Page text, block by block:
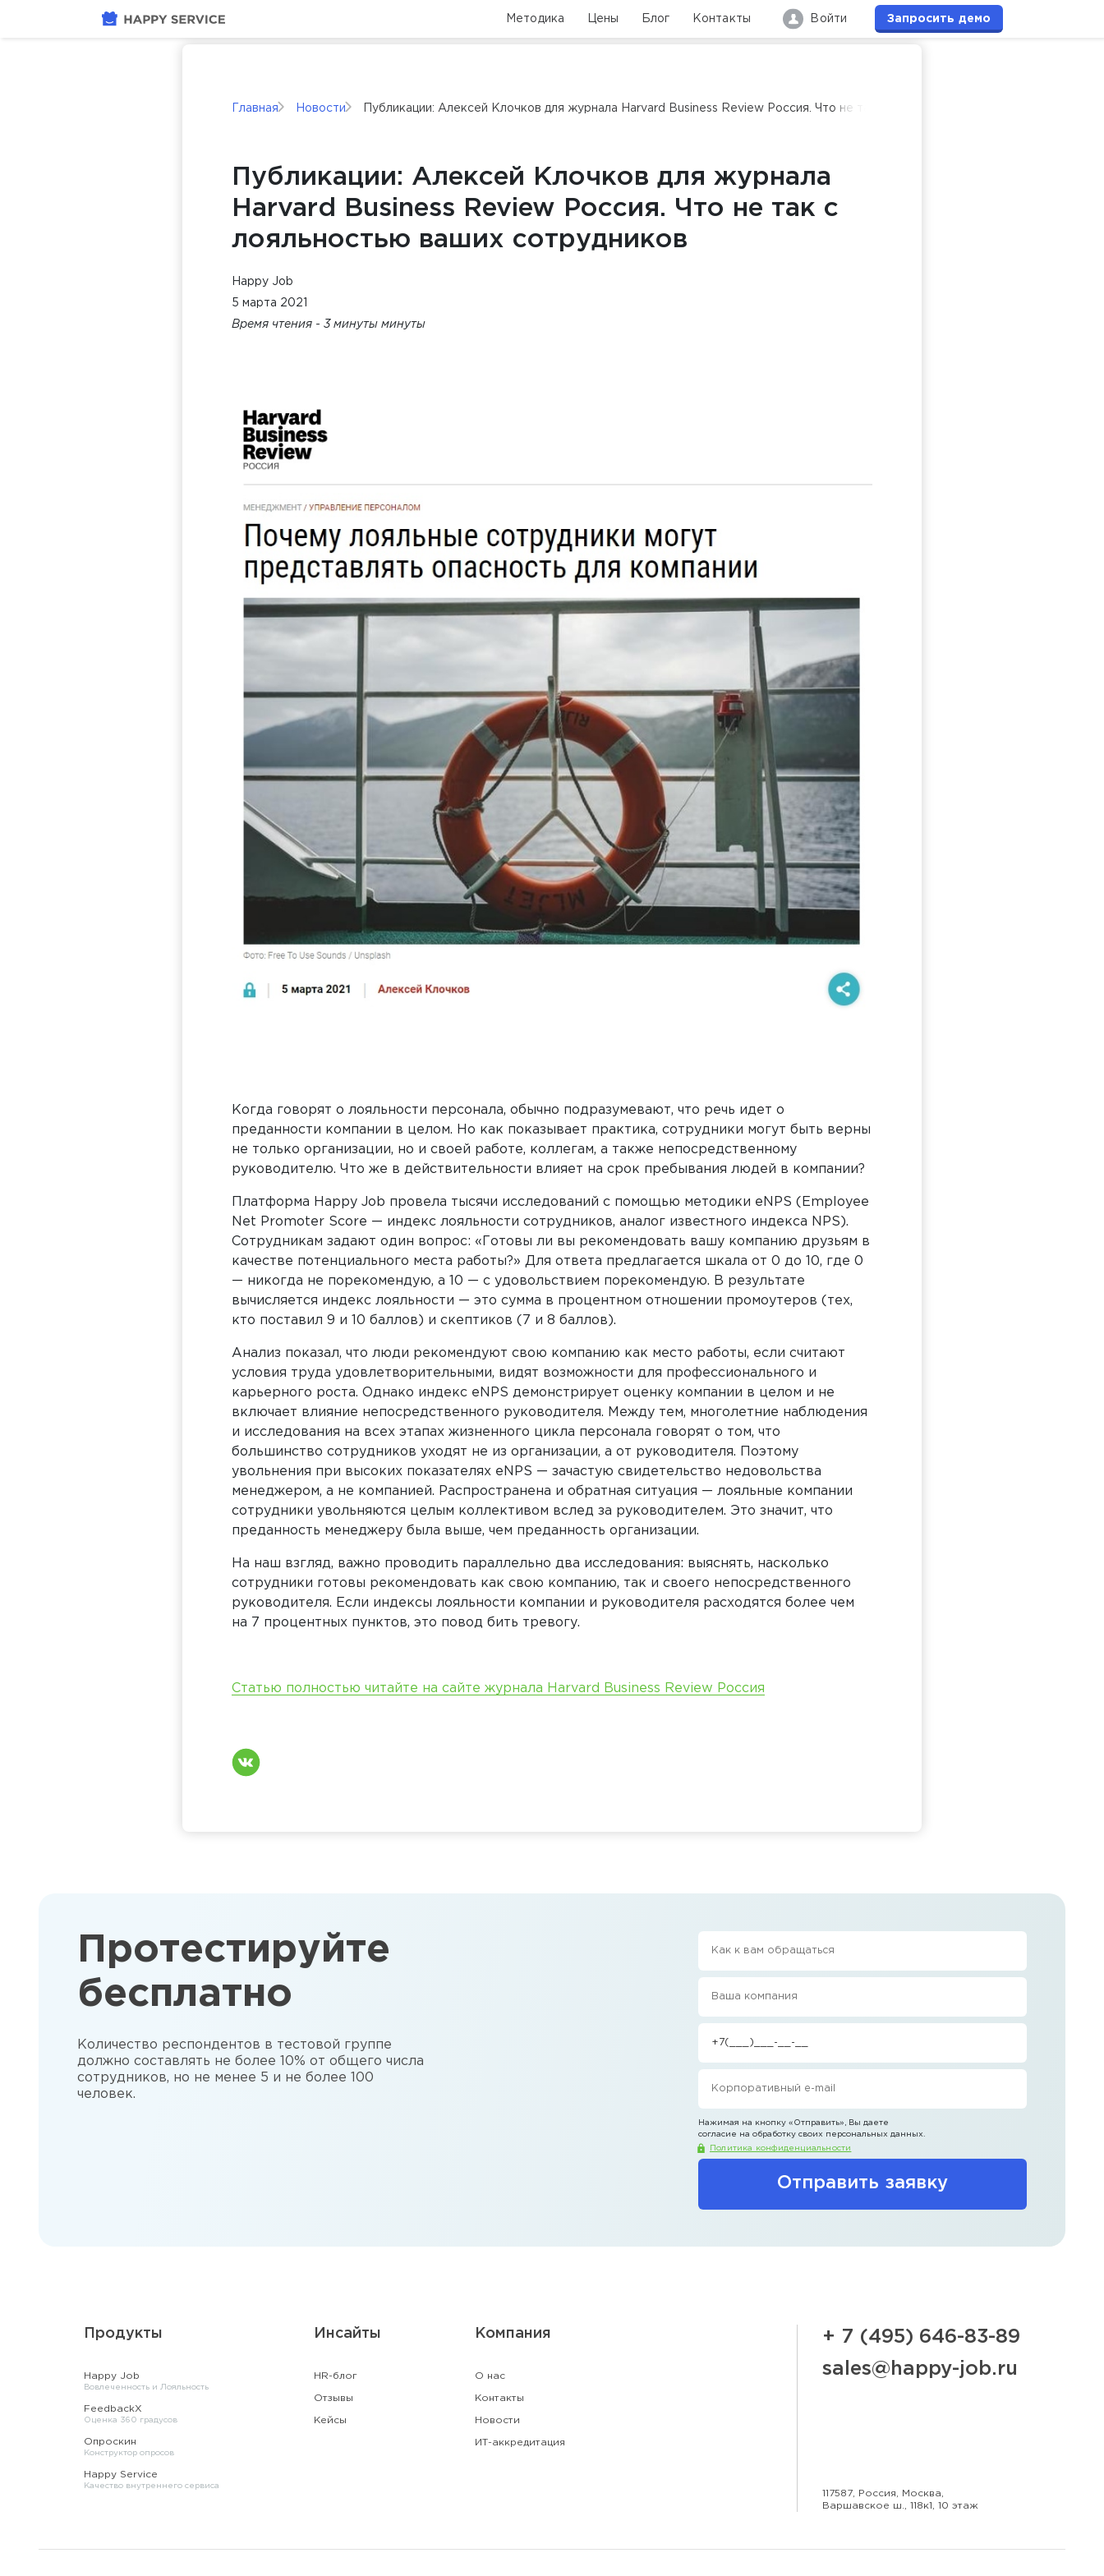
Методика Цены Блог Контакты Войти Запросить демо
Главная Новости Публикации: Алексей Клочков для журнала Harvard Business Review Россия. Что не так с лояльностью ваших сотрудников
Публикации: Алексей Клочков для журнала
Harvard Business Review Россия. Что не так с
лояльностью ваших сотрудников
Happy Job
5 марта 2021
Время чтения - 3 минуты минуты
Когда говорят о лояльности персонала, обычно подразумевают, что речь идет о
преданности компании в целом. Но как показывает практика, сотрудники могут быть верны
не только организации, но и своей работе, коллегам, а также непосредственному
руководителю. Что же в действительности влияет на срок пребывания людей в компании?
Платформа Happy Job провела тысячи исследований c помощью методики eNPS (Employee
Net Promoter Score — индекс лояльности сотрудников, аналог известного индекса NPS).
Сотрудникам задают один вопрос: «Готовы ли вы рекомендовать вашу компанию друзьям в
качестве потенциального места работы?» Для ответа предлагается шкала от 0 до 10, где 0
— никогда не порекомендую, а 10 — с удовольствием порекомендую. В результате
вычисляется индекс лояльности — это сумма в процентном отношении промоутеров (тех,
кто поставил 9 и 10 баллов) и скептиков (7 и 8 баллов).
Анализ показал, что люди рекомендуют свою компанию как место работы, если считают
условия труда удовлетворительными, видят возможности для профессионального и
карьерного роста. Однако индекс eNPS демонстрирует оценку компании в целом и не
включает влияние непосредственного руководителя. Между тем, многолетние наблюдения
и исследования на всех этапах жизненного цикла персонала говорят о том, что
большинство сотрудников уходят не из организации, а от руководителя. Поэтому
увольнения при высоких показателях eNPS — зачастую свидетельство недовольства
менеджером, а не компанией. Распространена и обратная ситуация — лояльные компании
сотрудники увольняются целым коллективом вслед за руководителем. Это значит, что
преданность менеджеру была выше, чем преданность организации.
На наш взгляд, важно проводить параллельно два исследования: выяснять, насколько
сотрудники готовы рекомендовать как свою компанию, так и своего непосредственного
руководителя. Если индексы лояльности компании и руководителя расходятся более чем
на 7 процентных пунктов, это повод бить тревогу.
Статью полностью читайте на сайте журнала Harvard Business Review Россия
Протестируйте
бесплатно
Количество респондентов в тестовой группе
должно составлять не более 10% от общего числа
сотрудников, но не менее 5 и не более 100
человек.
Отправить заявку
Нажимая на кнопку «Отправить»
, Вы даете
согласие на обработку своих персональных данных.
Политика конфиденциальности
Продукты
Happy Job
Вовлеченность и Лояльность
FeedbackX
Оценка 360 градусов
Опроскин
Конструктор опросов
Happy Service
Качество внутреннего сервиса
Инсайты
HR-блог
Отзывы
Кейсы
Компания
О нас
Контакты
Новости
ИТ-аккредитация
+ 7 (495) 646-83-89
sales@happy-job.ru
117587, Россия, Москва,
Варшавское ш., 118к1, 10 этаж